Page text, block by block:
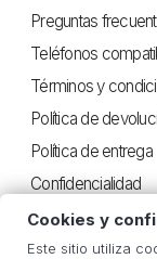
Preguntas
Teléfonos
Términos y
Política de
Política de entrega
Confidencialidad
Cookies y
Este sitio utiliza